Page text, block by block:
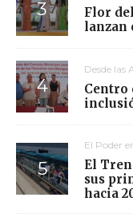
Flor
lanzan
Desde las
Centro
El Poder
El
sus
hacia